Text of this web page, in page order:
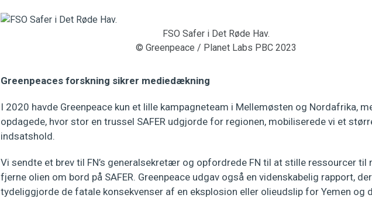
FSO Safer i Det Røde Hav.
© Greenpeace / Planet Labs PBC 2023
Greenpeaces forskning sikrer mediedækning
I 2020 havde Greenpeace kun et lille kampagneteam i Mellemøsten og Nordafrika,
opdagede, hvor stor en trussel SAFER udgjorde for regionen, mobiliserede vi et
indsatshold.
Vi sendte et brev til FN’s generalsekretær og opfordrede FN til at stille ressourcer til
fjerne olien om bord på SAFER. Greenpeace udgav også en videnskabelig rapport, der
tydeliggjorde de fatale konsekvenser af en eksplosion eller olieudslip for Yemen og